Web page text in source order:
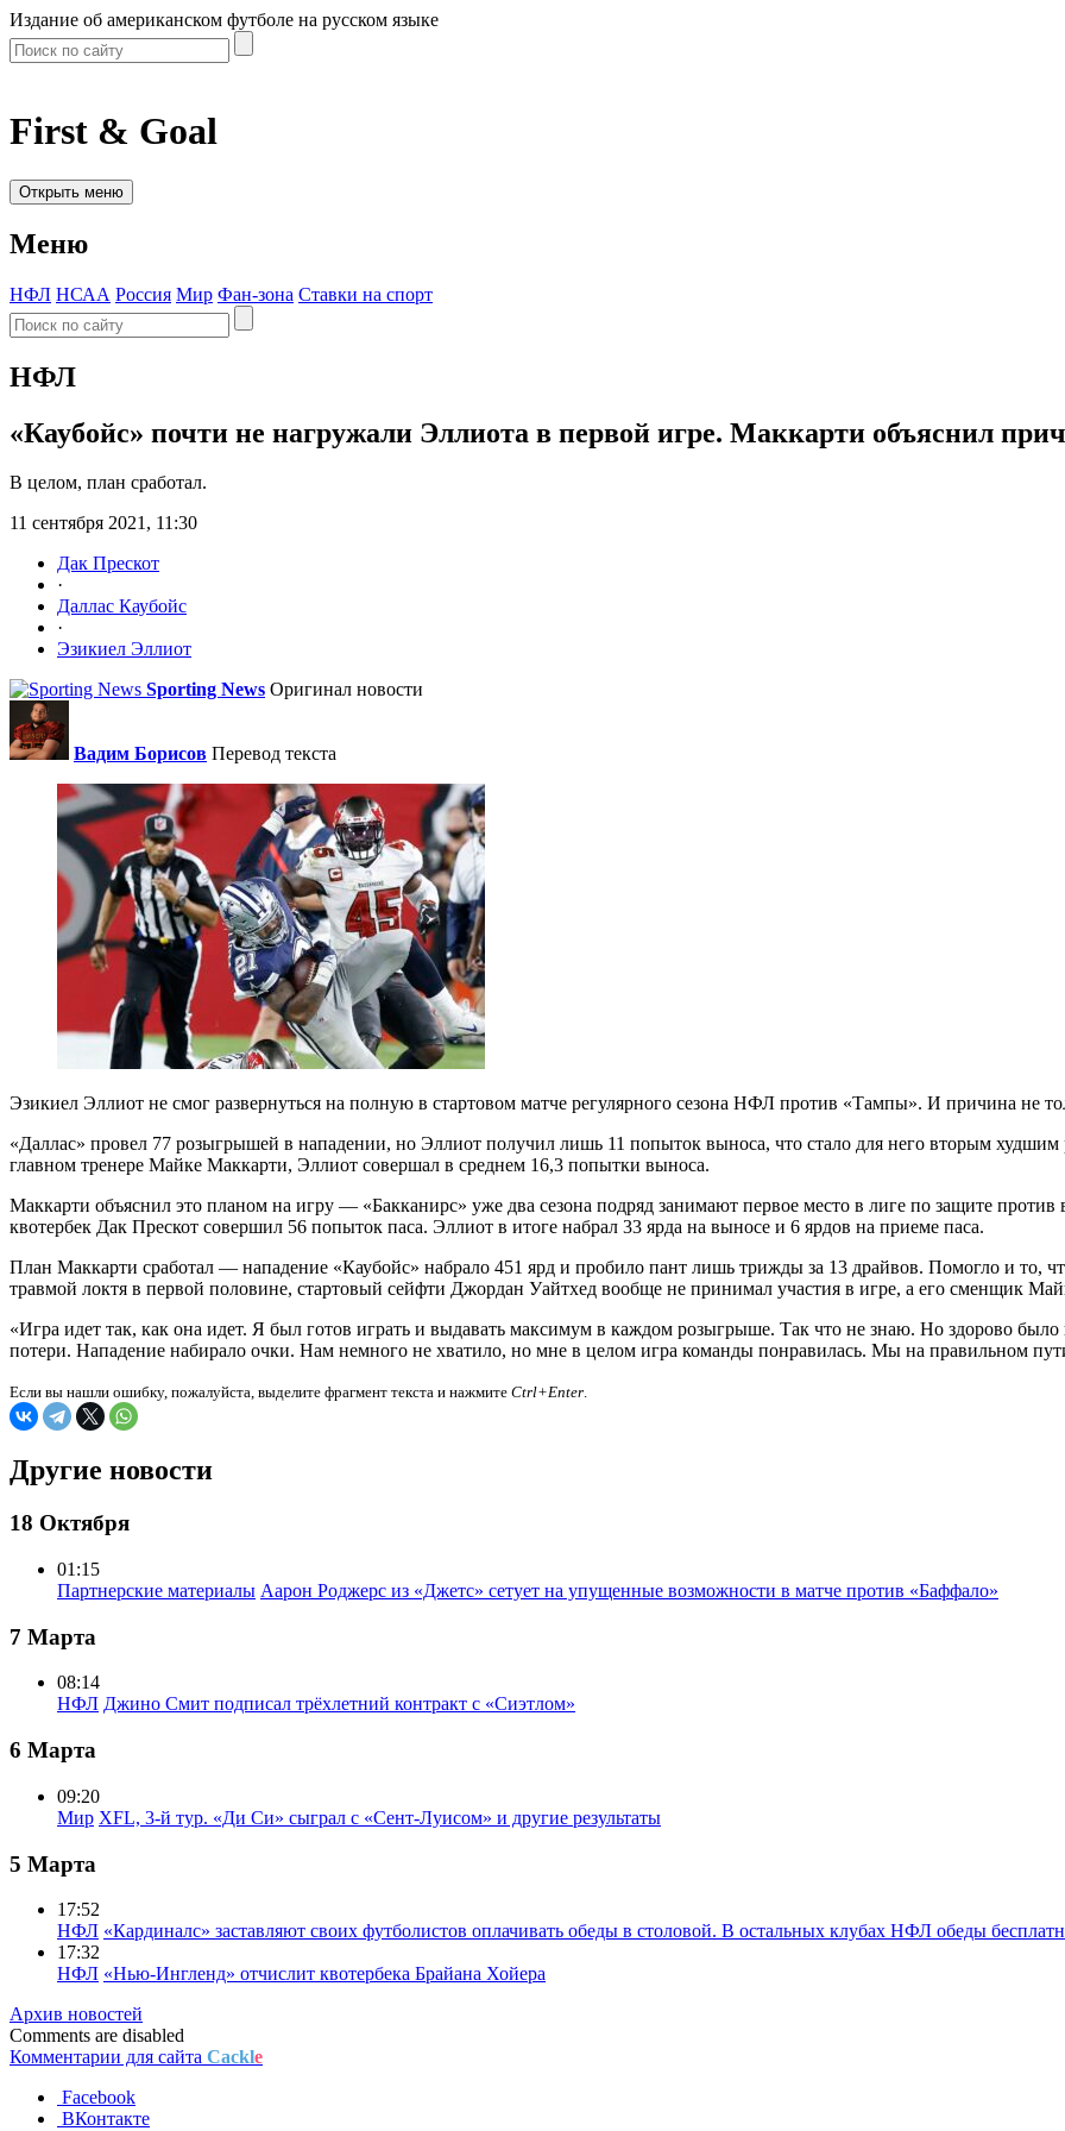
Издание об американском футболе на русском языке
First & Goal
Открыть меню
Меню
НФЛ НСАА Россия Мир Фан-зона Ставки на спорт
НФЛ
«Каубойс» почти не нагружали Эллиота в первой игре. Маккарти объяснил
В целом, план сработал.
11 сентября 2021, 11:30
Дак Прескот
·
Даллас Каубойс
·
Эзикиел Эллиот
Sporting News Оригинал новости
Вадим Борисов Перевод текста
Эзикиел Эллиот не смог развернуться на полную в стартовом матче регулярного сезона НФЛ против «Тампы». И причина не
«Даллас» провел 77 розыгрышей в нападении, но Эллиот получил лишь 11 попыток выноса, что стало для него вторым худшим
главном тренере Майке Маккарти, Эллиот совершал в среднем 16,3 попытки выноса.
Маккарти объяснил это планом на игру — «Бакканирс» уже два сезона подряд занимают первое место в лиге по защите против
квотербек Дак Прескот совершил 56 попыток паса. Эллиот в итоге набрал 33 ярда на выносе и 6 ярдов на приеме паса.
План Маккарти сработал — нападение «Каубойс» набрало 451 ярд и пробило пант лишь трижды за 13 драйвов. Помогло и то,
травмой локтя в первой половине, стартовый сейфти Джордан Уайтхед вообще не принимал участия в игре, а его сменщик
«Игра идет так, как она идет. Я был готов играть и выдавать максимум в каждом розыгрыше. Так что не знаю. Но здорово
потери. Нападение набирало очки. Нам немного не хватило, но мне в целом игра команды понравилась. Мы на правильном
Если вы нашли ошибку, пожалуйста, выделите фрагмент текста и нажмите Ctrl+Enter.
Другие новости
18 Октября
01:15
Партнерские материалы Аарон Роджерс из «Джетс» сетует на упущенные возможности в матче против «Баффало»
7 Марта
08:14
НФЛ Джино Смит подписал трёхлетний контракт с «Сиэтлом»
6 Марта
09:20
Мир XFL, 3-й тур. «Ди Си» сыграл с «Сент-Луисом» и другие результаты
5 Марта
17:52
НФЛ «Кардиналс» заставляют своих футболистов оплачивать обеды в столовой. В остальных клубах НФЛ обеды
17:32
НФЛ «Нью-Ингленд» отчислит квотербека Брайана Хойера
Архив новостей
Comments are disabled
Комментарии для сайта Cackle
Facebook
ВКонтакте